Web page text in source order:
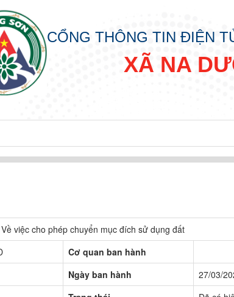
CỔNG THÔNG TIN ĐIỆN
XÃ NA
việc cho phép chuyển mục đích sử dụng đất
Cơ quan ban hành
Ngày ban hành
27/03/